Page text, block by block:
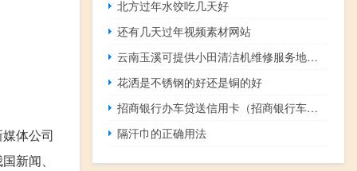
体公司
新闻、
北方过年水饺吃几天好
还有几天过年视频素材网站
云南玉溪可提供小田清洁机维修服务地址在哪
花洒是不锈钢的好还是铜的好
招商银行办车贷送信用卡（招商银行车贷信用卡怎么办理?）
隔汗巾的正确用法